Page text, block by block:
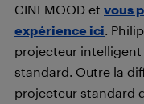
CINEMOOD et vous
expérience ici .
projecteur
standard. Outre la
projecteur standard